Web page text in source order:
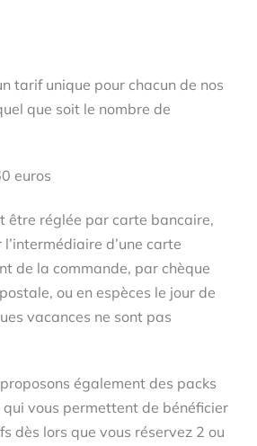
tarif unique pour chacun de nos
que soit le nombre de
euros
être réglée par carte bancaire,
d’une carte
de la commande, par chèque
ou en espèces le jour de
vacances ne sont pas
également des packs
vous permettent de bénéficier
dès lors que vous réservez 2 ou